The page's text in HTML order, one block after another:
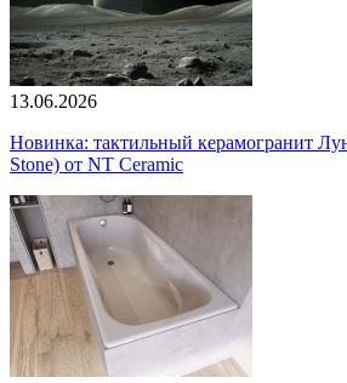
13.06.2026
Новинка: тактильный керамогранит
Stone) от NT Ceramic